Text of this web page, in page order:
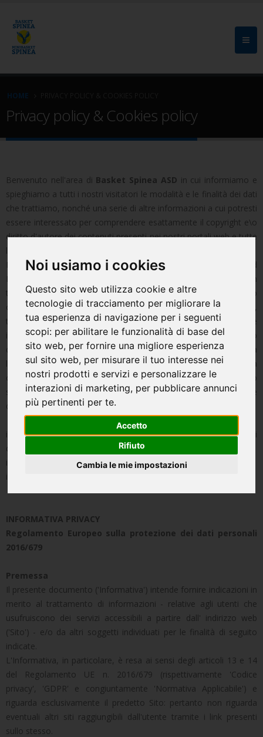
Noi usiamo i cookies
Questo sito web utilizza cookie e altre
tecnologie di tracciamento per migliorare la
tua esperienza di navigazione per i seguenti
scopi: per abilitare le funzionalità di base del
sito web, per fornire una migliore esperienza
sul sito web, per misurare il tuo interesse nei
nostri prodotti e servizi e personalizzare le
interazioni di marketing, per pubblicare annunci
più pertinenti per te.
Accetto
Rifiuto
Cambia le mie impostazioni
HOME
Privacy policy & Cookies policy
Benvenuto nell'area di Basket Spinea ASD in cui informiamo e
spieghiamo a tutti i nostri visitatori le modalità e le finalità dei dati
che trattiamo, nonché una serie di altre informazioni a cui potresti
essere interessato per comprendere esattamente il copyright e\o
diritto d'autore dei contenuti presenti nei nostri portali web e tutte
le informazioni sui cookie.
La corretta gestione dei tuoi dati e la fiducia che riponi nel brand
Basket Spinea ASD sono la nostra priorità. Per darti il meglio, in
tutto ciò che facciamo, ci impegniamo nel miglioramento
continuo; proprio in quest'ottica raccoglieremo, utilizzeremo,
trasferiremo e conserveremo i tuoi dati. Hai il diritto di essere
informato in modo trasparente su come trattiamo e proteggiamo
questi dati; ti preghiamo quindi di dedicare qualche minuto alla
lettura della nostra informativa sulla privacy, non esitando a
contattarci in caso di domande o dubbi all'indirizzo
spinea.minibasket@gmail.com Il presente documento si compone
di tre elementi principali:
i. Informativa Privacy - Regolamento Europeo sulla protezione dei
dati personali 2016/679;
ii. Legal Disclaimer per i contenuti;
iii. Cookie Policy
INFORMATIVA PRIVACY
Regolamento Europeo sulla protezione dei dati personali
2016/679
Premessa
Il presente documento ('Informativa') intende fornire indicazioni in
merito al trattamento di informazioni - relative agli utenti che
usufruiscono dei servizi accessibili a partire dall' indirizzo web
('Sito') - e/o da altri soggetti individuati per le finalità di seguito
indicate.
L'Informativa, in particolare, è resa ai sensi degli articoli 13 e 14
del Regolamento UE n. 2016/679 (rispettivamente 'Codice
privacy', 'GDPR' e congiuntamente 'Normativa Applicabile') e
riguarda esclusivamente il predetto Sito: pertanto non riguarda
eventuali altri siti raggiungibili dall'utente tramite i link presenti
sullo stesso.